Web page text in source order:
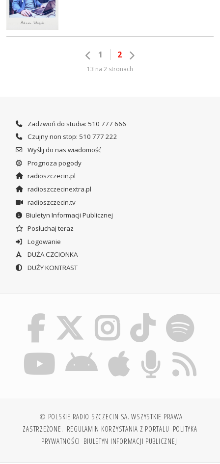
1 2
13 na 2 stronach
Zadzwoń do studia: 510 777 666
Czujny non stop: 510 777 222
Wyślij do nas wiadomość
Prognoza pogody
radioszczecin.pl
radioszczecinextra.pl
radioszczecin.tv
Biuletyn Informacji Publicznej
Posłuchaj teraz
Logowanie
DUŻA CZCIONKA
DUŻY KONTRAST
© POLSKIE RADIO SZCZECIN SA. WSZYSTKIE PRAWA
ZASTRZEŻONE. REGULAMIN KORZYSTANIA Z PORTALU POLITYKA
PRYWATNOŚCI BIULETYN INFORMACJI PUBLICZNEJ